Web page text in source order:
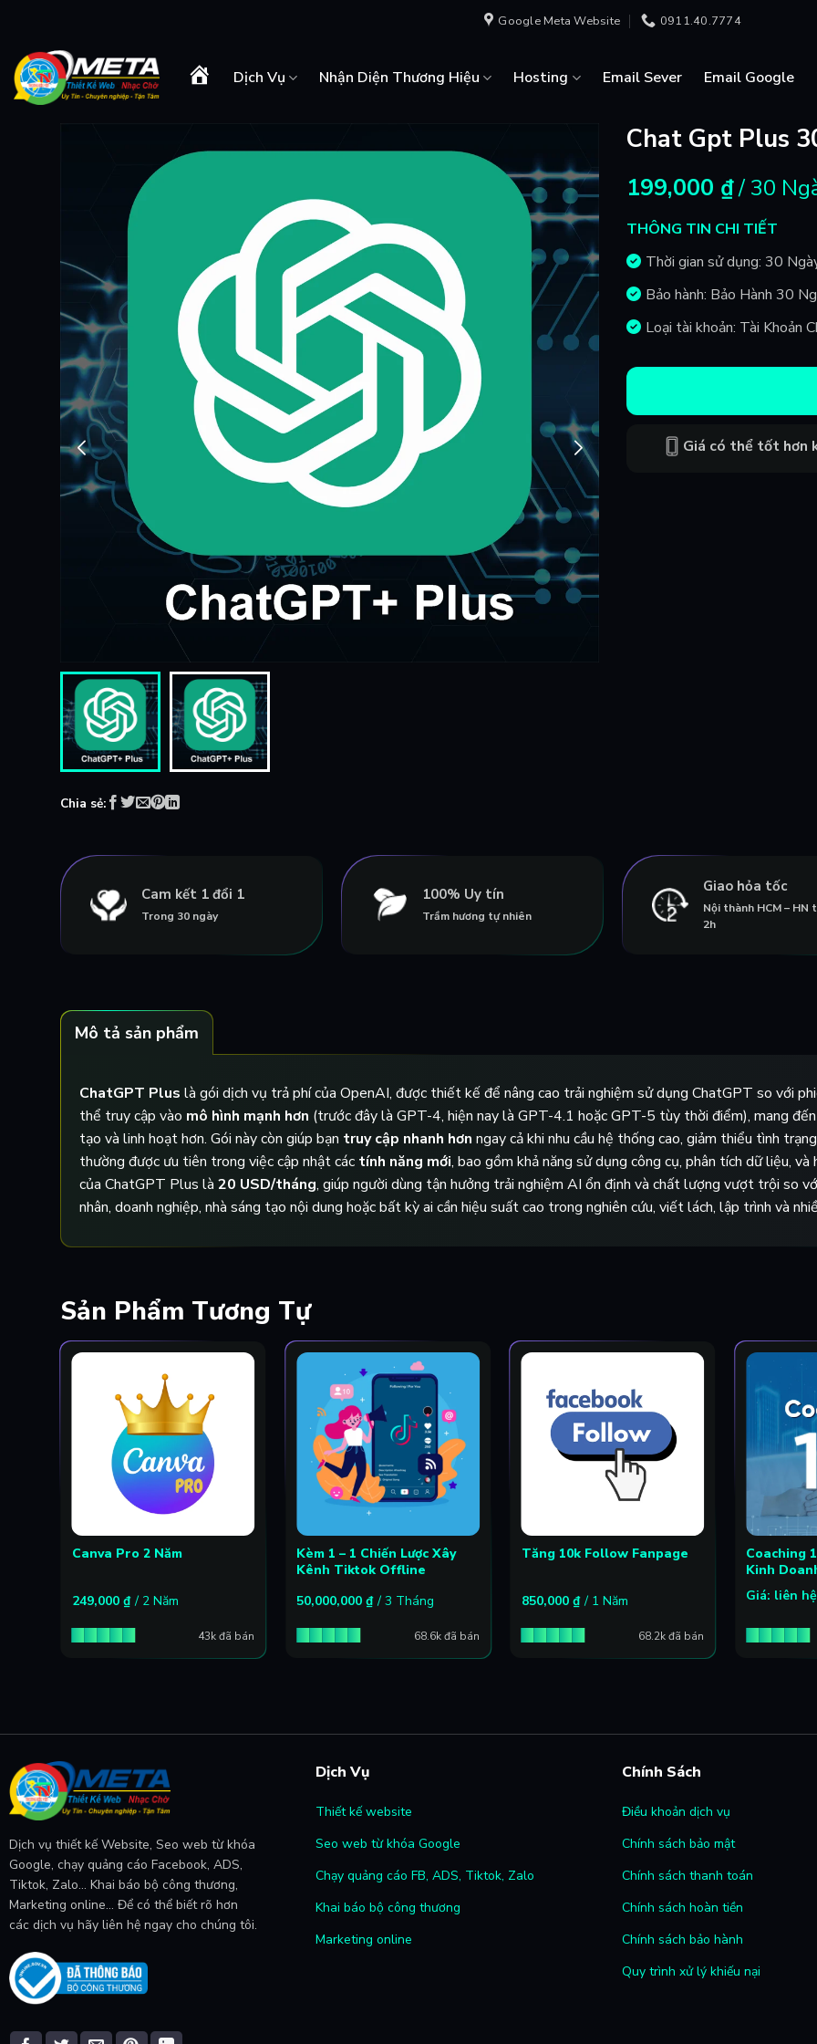
content
Google Meta Website 0911.40.7774
Trang Dịch Vụ Nhận Diện Thương Hiệu Hosting Email Sever Email Google
Chia sẻ:
Chat Gpt Plus
199,000 ₫/ 30
THÔNG TIN CHI TIẾT
Thời gian sử dụng: 30
Bảo hành: Bảo Hành 30
Loại tài khoản: Tài Khoản
Giá có thể tốt hơn
Cam kết 1 đổi 1
Trong 30 ngày
100% Uy tín
Trầm hương tự nhiên
Giao hỏa tốc
Nội thành HCM – HN
2h
Mô tả sản phẩm
ChatGPT Plus là gói dịch vụ trả phí của OpenAI, được thiết kế để nâng cao trải nghiệm sử dụng ChatGPT so với
thể truy cập vào mô hình mạnh hơn (trước đây là GPT-4, hiện nay là GPT-4.1 hoặc GPT-5 tùy thời điểm), mang
tạo và linh hoạt hơn. Gói này còn giúp bạn truy cập nhanh hơn ngay cả khi nhu cầu hệ thống cao, giảm thiểu tình
thường được ưu tiên trong việc cập nhật các tính năng mới, bao gồm khả năng sử dụng công cụ, phân tích dữ liệu,
của ChatGPT Plus là 20 USD/tháng, giúp người dùng tận hưởng trải nghiệm AI ổn định và chất lượng vượt trội so
nhân, doanh nghiệp, nhà sáng tạo nội dung hoặc bất kỳ ai cần hiệu suất cao trong nghiên cứu, viết lách, lập trình và
Sản Phẩm Tương Tự
Canva Pro 2 Năm
249,000 ₫ / 2 Năm
43k đã bán
Kèm 1 – 1 Chiến Lược Xây
Kênh Tiktok Offline
50,000,000₫ / 3 Tháng
68.6k đã bán
Tăng 10k Follow Fanpage
850,000 ₫ / 1 Năm
68.2k đã bán
Coaching
Kinh
Giá: liên hệ
Dịch vụ thiết kế Website, Seo web từ khóa
Google, chạy quảng cáo Facebook, ADS,
Tiktok, Zalo... Khai báo bộ công thương,
Marketing online... Để có thể biết rõ hơn
các dịch vụ hãy liên hệ ngay cho chúng tôi.
Dịch Vụ
Thiết kế website
Seo web từ khóa Google
Chạy quảng cáo FB, ADS, Tiktok, Zalo
Khai báo bộ công thương
Marketing online
Chính Sách
Điều khoản dịch vụ
Chính sách bảo mật
Chính sách thanh toán
Chính sách hoàn tiền
Chính sách bảo hành
Quy trình xử lý khiếu nại